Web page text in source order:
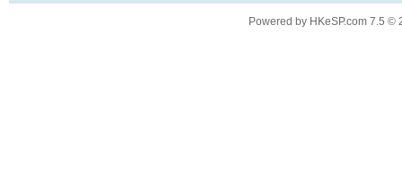
Powered by HKeSP.com 7.5 ©